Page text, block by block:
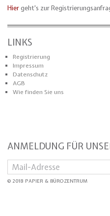
Hiergeht's zur
LINKS
Registrierung
Impressum
Datenschutz
AGB
Wie finden Sie uns
ANMELDUNG FÜR
© 2018 PAPIER & BÜROZENTRUM